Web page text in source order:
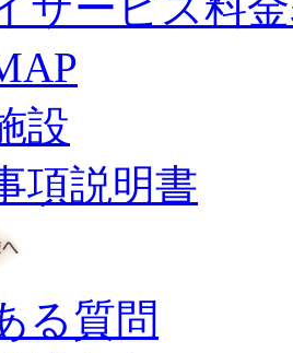
設
項説明書
る質問